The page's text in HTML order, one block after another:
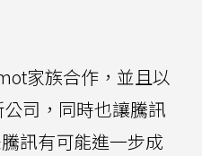
家族合作，並且以
司，同時也讓騰訊
訊有可能進一步成